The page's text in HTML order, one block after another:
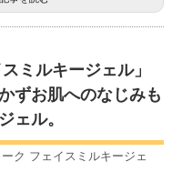
ミルキージェル」
ずお肌へのなじみも
ェル。
ク フェイスミルキージェ